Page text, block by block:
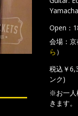
Open：
会場：
ら ）
税込￥
ンク)
※お一人
きます。